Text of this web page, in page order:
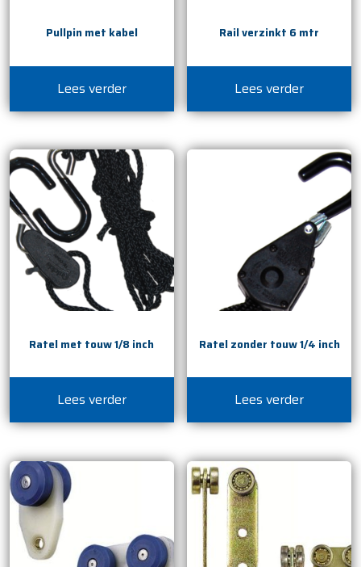
Pullpin met kabel
Lees verder
Rail verzinkt 6 mtr
Lees verder
Ratel met touw 1/8 inch
Lees verder
Ratel zonder touw 1/4 inch
Lees verder